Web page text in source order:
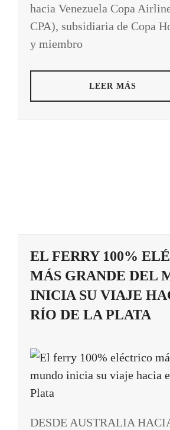
hacia Venezuela Copa
CPA), subsidiaria de Copa
y miembro
LEER MÁS
EL FERRY 100%
MÁS GRANDE DEL
INICIA SU VIAJE
RÍO DE LA PLATA
DESDE AUSTRALIA